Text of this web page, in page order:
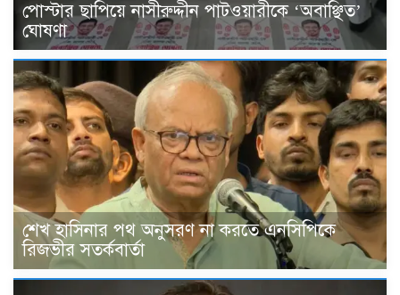
পোস্টার ছাপিয়ে নাসীরুদ্দীন পাটওয়ারীকে ‘অবাঞ্ছিত’
ঘোষণা
শেখ হাসিনার পথ অনুসরণ না করতে এনসিপিকে
রিজভীর সতর্কবার্তা